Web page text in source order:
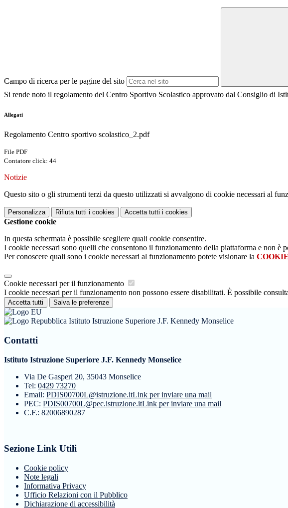
Campo di ricerca per le pagine del sito
Si rende noto il regolamento del Centro Sportivo Scolastico approvato dal Consiglio di
Allegati
Regolamento Centro sportivo scolastico_2.pdf
File PDF
Contatore click: 44
Notizie
Questo sito o gli strumenti terzi da questo utilizzati si avvalgono di cookie necessari al
Personalizza Rifiuta tutti i cookies Accetta tutti i cookies
Gestione cookie
In questa schermata è possibile scegliere quali cookie consentire.
I cookie necessari sono quelli che consentono il funzionamento della piattaforma e non è
Per conoscere quali sono i cookie necessari al funzionamento potete visionare la
Cookie necessari per il funzionamento
I cookie necessari per il funzionamento non possono essere disabilitati. È possibile
Accetta tutti Salva le preferenze
Istituto Istruzione Superiore J.F. Kennedy Monselice
Contatti
Istituto Istruzione Superiore J.F. Kennedy Monselice
Via De Gasperi 20, 35043 Monselice
Tel: 0429 73270
Email: PDIS00700L@istruzione.itLink per inviare una mail
PEC: PDIS00700L@pec.istruzione.itLink per inviare una mail
C.F.: 82006890287
Sezione Link Utili
Cookie policy
Note legali
Informativa Privacy
Ufficio Relazioni con il Pubblico
Dichiarazione di accessibilità